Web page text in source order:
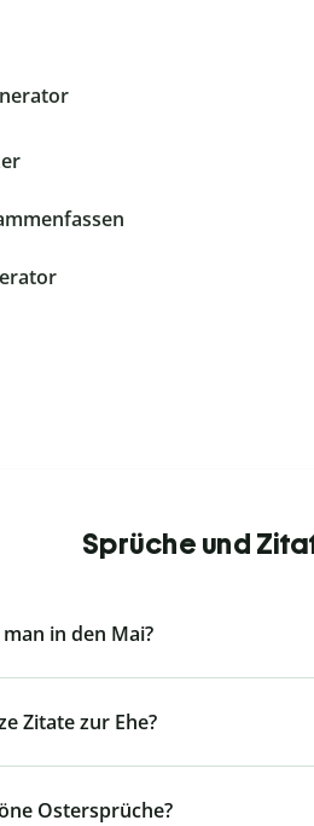
Sprüche und
in den Mai?
Zitate zur Ehe?
Ostersprüche?